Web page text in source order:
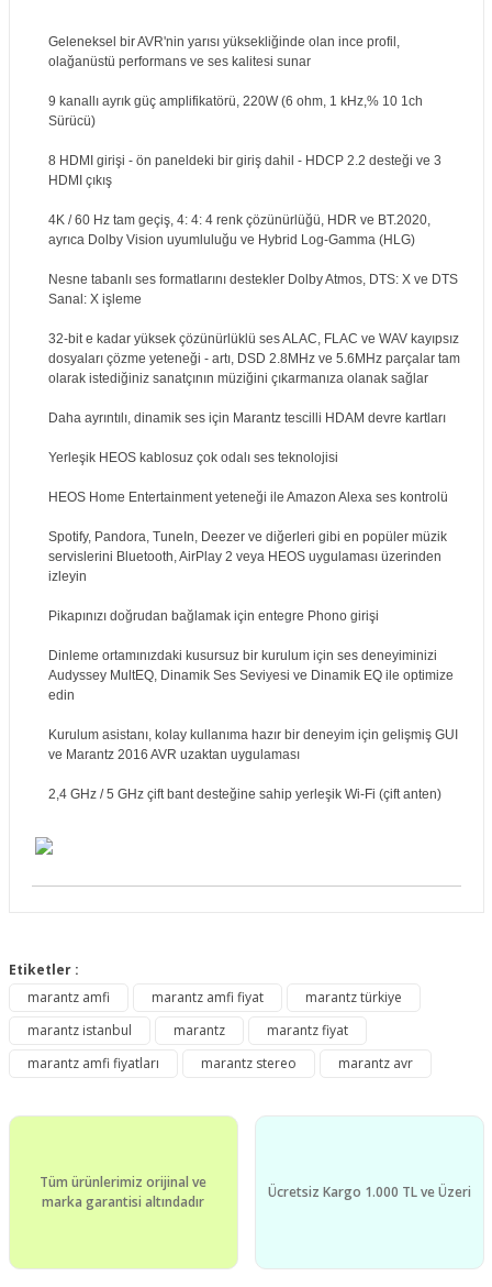
Geleneksel bir AVR'nin yarısı yüksekliğinde olan ince profil,
olağanüstü performans ve ses kalitesi sunar
9 kanallı ayrık güç amplifikatörü, 220W (6 ohm, 1 kHz,% 10 1ch
Sürücü)
8 HDMI girişi - ön paneldeki bir giriş dahil - HDCP 2.2 desteği ve 3
HDMI çıkış
4K / 60 Hz tam geçiş, 4: 4: 4 renk çözünürlüğü, HDR ve BT.2020,
ayrıca Dolby Vision uyumluluğu ve Hybrid Log-Gamma (HLG)
Nesne tabanlı ses formatlarını destekler Dolby Atmos, DTS: X ve DTS
Sanal: X işleme
32-bit e kadar yüksek çözünürlüklü ses ALAC, FLAC ve WAV kayıpsız
dosyaları çözme yeteneği - artı, DSD 2.8MHz ve 5.6MHz parçalar tam
olarak istediğiniz sanatçının müziğini çıkarmanıza olanak sağlar
Daha ayrıntılı, dinamik ses için Marantz tescilli HDAM devre kartları
Yerleşik HEOS kablosuz çok odalı ses teknolojisi
HEOS Home Entertainment yeteneği ile Amazon Alexa ses kontrolü
Spotify, Pandora, TuneIn, Deezer ve diğerleri gibi en popüler müzik
servislerini Bluetooth, AirPlay 2 veya HEOS uygulaması üzerinden
izleyin
Pikapınızı doğrudan bağlamak için entegre Phono girişi
Dinleme ortamınızdaki kusursuz bir kurulum için ses deneyiminizi
Audyssey MultEQ, Dinamik Ses Seviyesi ve Dinamik EQ ile optimize
edin
Kurulum asistanı, kolay kullanıma hazır bir deneyim için gelişmiş GUI
ve Marantz 2016 AVR uzaktan uygulaması
2,4 GHz / 5 GHz çift bant desteğine sahip yerleşik Wi-Fi (çift anten)
konularda yetersiz gördüğünüz noktaları öneri formunu
Görüş ve önerileriniz için teşekkür ederiz.
Ürün resmi kalitesiz, bozuk veya görüntülenemiyor.
Ürün bilgilerinde hatalar bulunuyor.
Bu ürüne benzer farklı alternatifler olmalı.
Etiketler :
marantz amfi
marantz amfi fiyat
marantz türkiye
marantz istanbul
marantz
marantz fiyat
marantz amfi fiyatları
marantz stereo marantz avr
Tüm ürünlerimiz orijinal ve
marka garantisi altındadır
Ücretsiz Kargo 1.000 TL ve Üzeri